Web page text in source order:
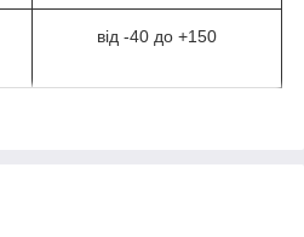
від -40 до +150